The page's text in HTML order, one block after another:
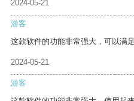
2024-05-21
游客
这款软件的功能非常强大，可以满
2024-05-21
游客